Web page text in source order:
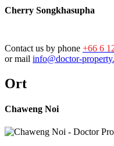
Cherry Songkhasupha
Contact us by phone +66 6
or mail info@doctor-
Ort
Chaweng Noi